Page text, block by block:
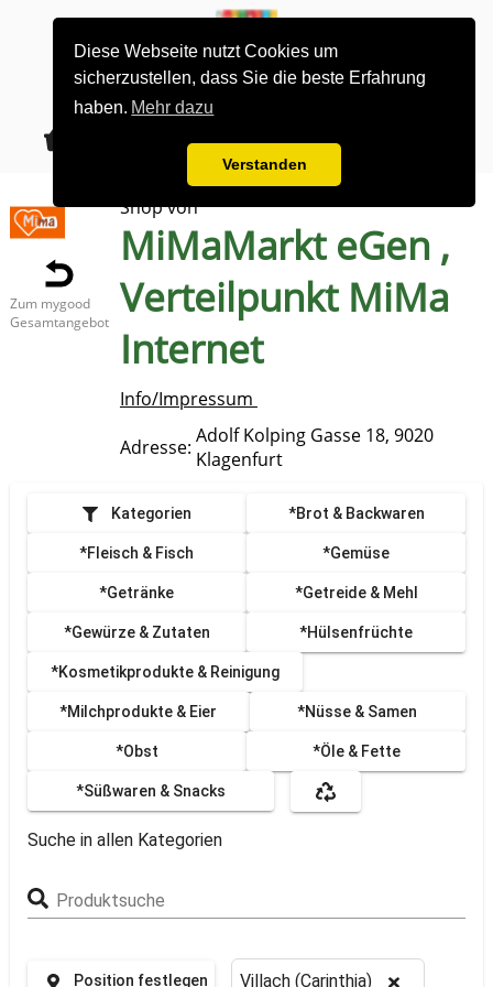
alle Gruppen
Zum mygood
Gesamtangebot
Shop von
MiMaMarkt eGen ,
VerteilpunktMiMa
Internet
Info/Impressum
Adresse: Adolf Kolping Gasse 18, 9020
Klagenfurt
Kategorien *Brot & Backwaren
*Fleisch & Fisch *Gemüse
*Getränke *Getreide & Mehl
*Gewürze & Zutaten *Hülsenfrüchte
*Kosmetikprodukte & Reinigung
*Milchprodukte & Eier *Nüsse & Samen
*Obst *Öle & Fette
*Süßwaren & Snacks
Suche in allen Kategorien
Produktsuche
Position festlegen Villach (Carinthia)
Diese Webseite nutzt Cookies um
sicherzustellen, dass Sie die beste Erfahrung
haben. Mehr dazu
Verstanden